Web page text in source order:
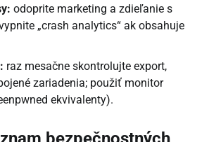
odoprite marketing a zdieľanie s
„crash analytics“ ak obsahuje
raz mesačne skontrolujte export,
zariadenia; použiť monitor
ekvivalenty).